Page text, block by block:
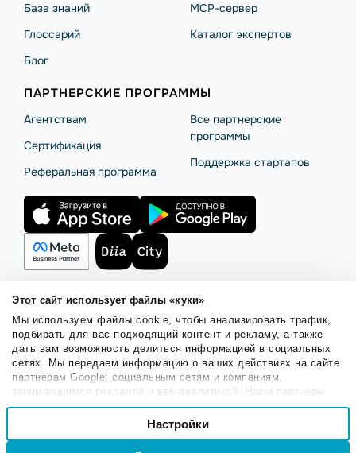
Этот сайт использует файлы «куки»
Мы используем файлы cookie, чтобы анализировать трафик,
подбирать для вас подходящий контент и рекламу, а также
дать вам возможность делиться информацией в социальных
сетях. Мы передаем информацию о ваших действиях на сайте
партнерам Google: социальным сетям и компаниям,
занимающимся рекламой и веб-аналитикой. Наши партнеры
могут комбинировать эти сведения с предоставленной вами
информацией, а также данными, которые они получили при
использовании вами их сервисов.
Выбор
Настройки
База знаний
Глоссарий
Блог
MCP-сервер
Каталог экспертов
ПАРТНЕРСКИЕ ПРОГРАММЫ
Агентствам
Сертификация
Реферальная программа
Все партнерские
программы
Поддержка стартапов
Правила использованияБезопасность SendPulse
Политика конфиденциальности Политика Cookies
© 2015 - 2026. ООО «СендПульс». Все права защищены.